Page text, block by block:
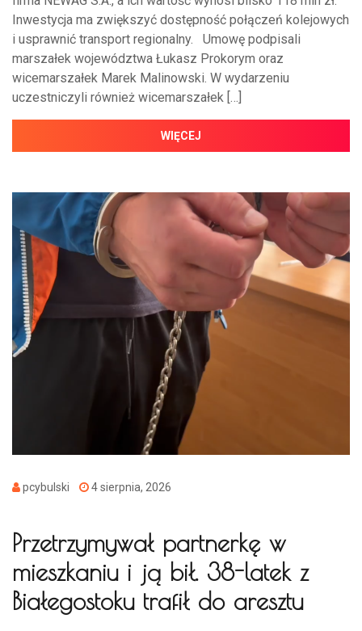
Inwestycja ma zwiększyć dostępność połączeń kolejowych
i usprawnić transport regionalny. Umowę podpisali
marszałek województwa Łukasz Prokorym oraz
wicemarszałek Marek Malinowski. W wydarzeniu
uczestniczyli również wicemarszałek […]
WIĘCEJ
pcybulski 4 sierpnia, 2026
Przetrzymywał partnerkę w
mieszkaniu i ją bił. 38-latek z
Białegostoku trafił do aresztu